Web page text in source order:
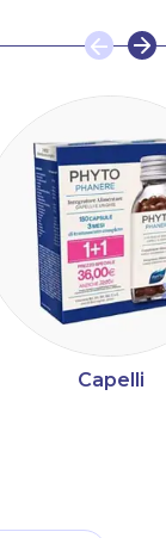
Capelli